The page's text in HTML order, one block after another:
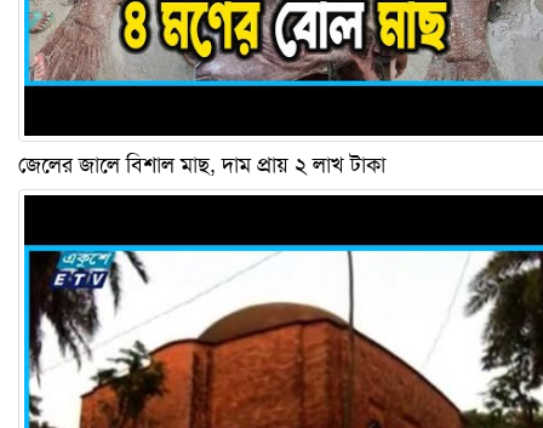
জেলের জালে বিশাল মাছ, দাম প্রায় ২ লাখ টাকা